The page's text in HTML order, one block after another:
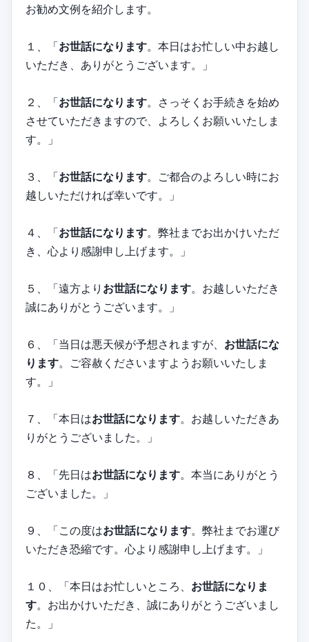
お勧め文例を紹介します。
１、「お世話になります。本日はお忙しい中お越し
いただき、ありがとうございます。」
２、「お世話になります。さっそくお手続きを始め
させていただきますので、よろしくお願いいたしま
す。」
３、「お世話になります。ご都合のよろしい時にお
越しいただければ幸いです。」
４、「お世話になります。弊社までお出かけいただ
き、心より感謝申し上げます。」
５、「遠方より お世話になります。お越しいただき
誠にありがとうございます。」
６、「当日は悪天候が予想されますが、 お世話にな
ります。ご容赦くださいますようお願いいたしま
す。」
７、「本日はお世話になります。お越しいただきあ
りがとうございました。」
８、「先日はお世話になります。本当にありがとう
ございました。」
９、「この度はお世話になります。弊社までお運び
いただき恐縮です。心より感謝申し上げます。」
１０、「本日はお忙しいところ、 お世話になりま
す。お出かけいただき、誠にありがとうございまし
た。」